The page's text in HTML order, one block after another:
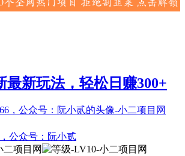
最新玩法，轻松日赚300+
公众号：阮小贰